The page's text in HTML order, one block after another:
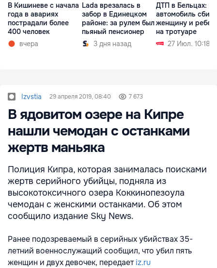
В Кишиневе с начала
года в авариях
пострадали более
400 человек
вчера
Lada врезалась в
забор в Единецком
районе: за рулем был
пьяный пенсионер
3 дня назад
ДТП в Бельцах:
автомобиль сбил
женщину и
на тротуаре
27 Июл. 10:18
Izvstia 29 апреля 2019, 08:40 7 673
В ядовитом озере на Кипре
нашли чемодан с останками
жертв маньяка
Полиция Кипра, которая занималась поисками
жертв серийного убийцы, подняла из
высокотоксичного озера Коккинопезоула
чемодан с женскими останками. Об этом
сообщило издание Sky News.
Ранее подозреваемый в серийных убийствах 35-
летний военнослужащий сообщил, что убил пять
женщин и двух девочек, передаетiz.ru